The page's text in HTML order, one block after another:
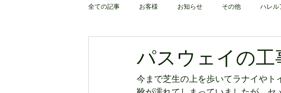
全ての記事 お客様 お知らせ その他 ハレル
パスウェイの
今まで芝生の上を歩いてラナイや